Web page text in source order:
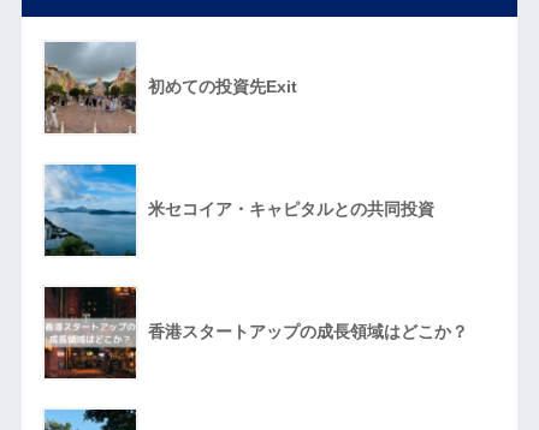
初めての投資先Exit
米セコイア・キャピタルとの共同投資
香港スタートアップの成長領域はどこか？